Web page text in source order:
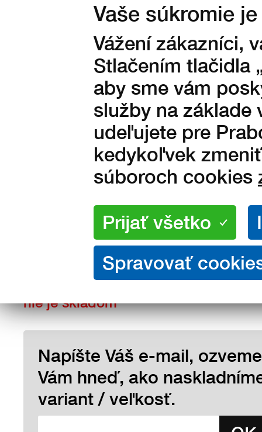
Vaše súkromie
Vážení zákazníci,
Stlačením tlačidla
aby sme vám
služby na základe
udeľujete pre
kedykoľvek
súboroch cookies
37 38 39 40 41
44
45 46 47 48
nie je skladom
Napíšte Váš e-mail,
Vám hneď, ako
variant / veľkosť.